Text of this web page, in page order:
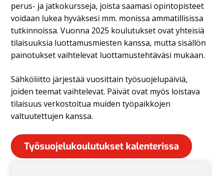
perus- ja jatkokursseja, joista saamasi opintopisteet
voidaan lukea hyväksesi mm. monissa ammatillisissa
tutkinnoissa. Vuonna 2025 koulutukset ovat yhteisiä
tilaisuuksia luottamusmiesten kanssa, mutta sisällön
painotukset vaihtelevat luottamustehtäväsi mukaan.
Sähköliitto järjestää vuosittain työsuojelupäiviä,
joiden teemat vaihtelevat. Päivät ovat myös loistava
tilaisuus verkostoitua muiden työpaikkojen
valtuutettujen kanssa.
Työsuojelukoulutukset kalenterissa